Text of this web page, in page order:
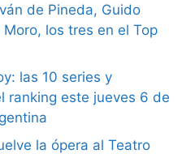
de Pineda, Guido
los tres en el Top
las 10 series y
ranking este jueves 6 de
la ópera al Teatro